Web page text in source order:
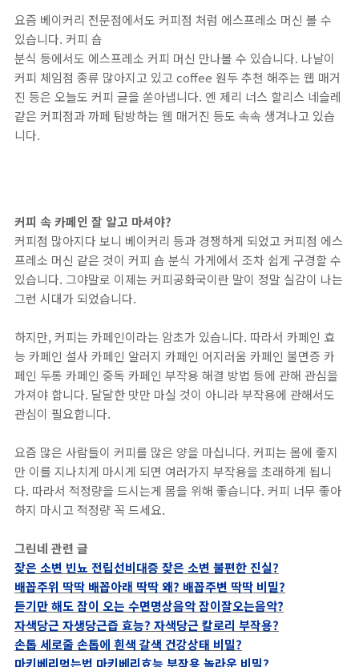
요즘 베이커리 전문점에서도 커피점 처럼 에스프레소 머신 볼 수
있습니다. 커피 숍
분식 등에서도 에스프레소 커피 머신 만나볼 수 있습니다. 나날이
커피 체임점 종류 많아지고 있고 coffee 원두 추천 해주는 웹 매거
진 등은 오늘도 커피 글을 쏟아냅니다. 엔 제리 너스 할리스 네슬레
같은 커피점과 까페 탐방하는 웹 매거진 등도 속속 생겨나고 있습
니다.
커피 속 카페인 잘 알고 마셔야?
커피점 많아지다 보니 베이커리 등과 경쟁하게 되었고 커피점 에스
프레소 머신 같은 것이 커피 숍 분식 가게에서 조차 쉽게 구경할 수
있습니다. 그야말로 이제는 커피공화국이란 말이 정말 실감이 나는
그런 시대가 되었습니다.
하지만, 커피는 카페인이라는 암초가 있습니다. 따라서 카페인 효
능 카페인 설사 카페인 알러지 카페인 어지러움 카페인 불면증 카
페인 두통 카페인 중독 카페인 부작용 해결 방법 등에 관해 관심을
가져야 합니다. 달달한 맛만 마실 것이 아니라 부작용에 관해서도
관심이 필요합니다.
요즘 많은 사람들이 커피를 많은 양을 마십니다. 커피는 몸에 좋지
만 이를 지나치게 마시게 되면 여러가지 부작용을 초래하게 됩니
다. 따라서 적정량을 드시는게 몸을 위해 좋습니다. 커피 너무 좋아
하지 마시고 적정량 꼭 드세요.
그린네 관련 글
잦은 소변 빈뇨 전립선비대증 잦은 소변 불편한 진실?
배꼽주위 딱딱 배꼽아래 딱딱 왜? 배꼽주변 딱딱 비밀?
듣기만 해도 잠이 오는 수면명상음악 잠이잘오는음악?
자색당근 자생당근즙 효능? 자색당근 칼로리 부작용?
손톱 세로줄 손톱에 흰색 갈색 건강상태 비밀?
마키베리먹는법 마키베리효능 부작용 놀라운 비밀?